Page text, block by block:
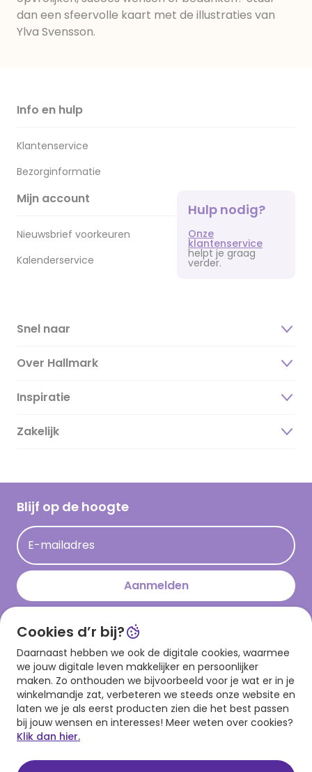
dan een sfeervolle kaart met de illustraties van
Ylva Svensson.
Info en hulp
Klantenservice
Bezorginformatie
Mijn account
Nieuwsbrief voorkeuren
Kalenderservice
Hulp nodig?
Onze
klantenservice
helpt je graag
verder.
Snel naar
Over Hallmark
Over ons
Duurzaamheid
Hallmark Kaartclub
Acties
Persberichten
Hallmark en Kinderpostzegels
Inspiratie
Magazine
Cadeau inspiratie
Kaartinspiratie
Zakelijk
Blijf op de hoogte
E-mailadres
Aanmelden
Download onze app
Cookies d’r bij?
Daarnaast hebben we ook de digitale cookies, waarmee
we jouw digitale leven makkelijker en persoonlijker
maken. Zo onthouden we bijvoorbeeld voor je wat er in je
winkelmandje zat, verbeteren we steeds onze website en
laten we je als eerst producten zien die het best passen
bij jouw wensen en interesses! Meer weten over cookies?
Klik dan hier.